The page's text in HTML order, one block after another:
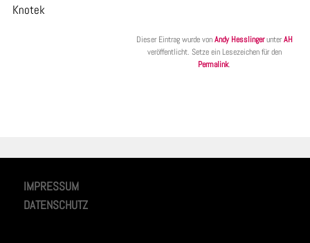
Knotek
Dieser Eintrag wurde vonAndy HesslingerunterAH
veröffentlicht. Setze ein Lesezeichen für den
Permalink.
IMPRESSUM
DATENSCHUTZ